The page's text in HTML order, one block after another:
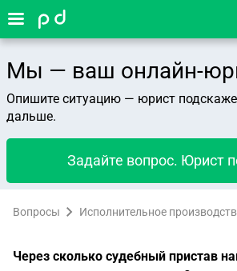
Мы — ваш онлайн-
Опишите ситуацию — юрист
дальше.
Задайте вопрос. Юрист
Вопросы Исполнительное
Через сколько судебный пристав